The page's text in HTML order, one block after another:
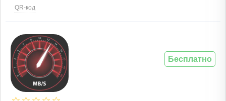
QR-код
Бесплатно